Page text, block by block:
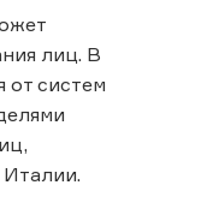
лиц. В
от систем